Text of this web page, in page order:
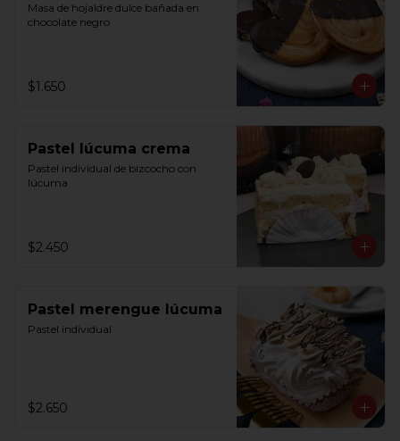
Masa de hojaldre dulce bañada en
chocolate negro
$1.650
Pastel lúcuma crema
Pastel individual de bizcocho con
lúcuma
$2.450
Pastel merengue lúcuma
Pastel individual
$2.650